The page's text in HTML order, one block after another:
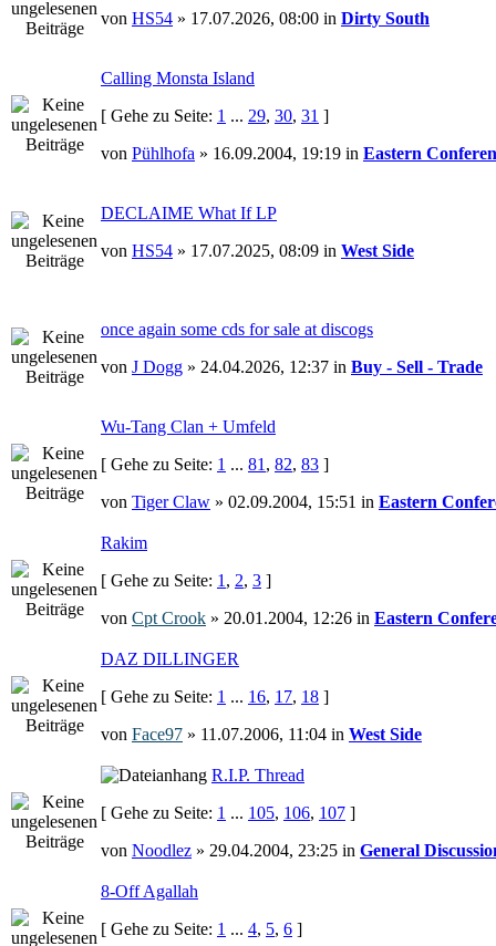
von HS54 » 17.07.2026, 08:00 in Dirty South
Calling Monsta Island
[ Gehe zu Seite: 1 ... 29, 30, 31 ]
von Pühlhofa » 16.09.2004, 19:19 in Eastern
DECLAIME What If LP
von HS54 » 17.07.2025, 08:09 in West Side
once again some cds for sale at discogs
von J Dogg » 24.04.2026, 12:37 in Buy - Sell - Trade
Wu-Tang Clan + Umfeld
[ Gehe zu Seite: 1 ... 81 , 82, 83 ]
von Tiger Claw » 02.09.2004, 15:51 in Eastern
Rakim
[ Gehe zu Seite: 1 , 2, 3 ]
von Cpt Crook » 20.01.2004, 12:26 in Eastern
DAZ DILLINGER
[ Gehe zu Seite: 1 ... 16, 17, 18 ]
von Face97 » 11.07.2006, 11:04 in West Side
R.I.P. Thread
[ Gehe zu Seite: 1 ... 105, 106, 107 ]
von Noodlez » 29.04.2004, 23:25 in General
8-Off Agallah
[ Gehe zu Seite: 1 ... 4, 5, 6 ]